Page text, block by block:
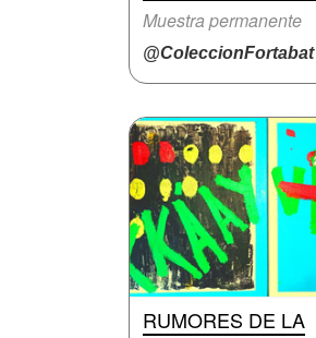
Muestra permanente
@ColeccionFortabat
RUMORES DE LA